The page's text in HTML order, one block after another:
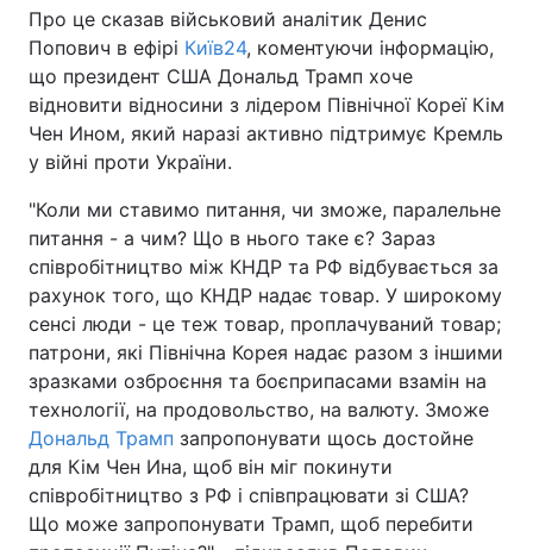
Про це сказав військовий аналітик Денис
Попович в ефірі Київ24, коментуючи інформацію,
що президент США Дональд Трамп хоче
відновити відносини з лідером Північної Кореї Кім
Чен Ином, який наразі активно підтримує Кремль
у війні проти України.
"Коли ми ставимо питання, чи зможе, паралельне
питання - а чим? Що в нього таке є? Зараз
співробітництво між КНДР та РФ відбувається за
рахунок того, що КНДР надає товар. У широкому
сенсі люди - це теж товар, проплачуваний товар;
патрони, які Північна Корея надає разом з іншими
зразками озброєння та боєприпасами взамін на
технології, на продовольство, на валюту. Зможе
Дональд Трамп запропонувати щось достойне
для Кім Чен Ина, щоб він міг покинути
співробітництво з РФ і співпрацювати зі США?
Що може запропонувати Трамп, щоб перебити